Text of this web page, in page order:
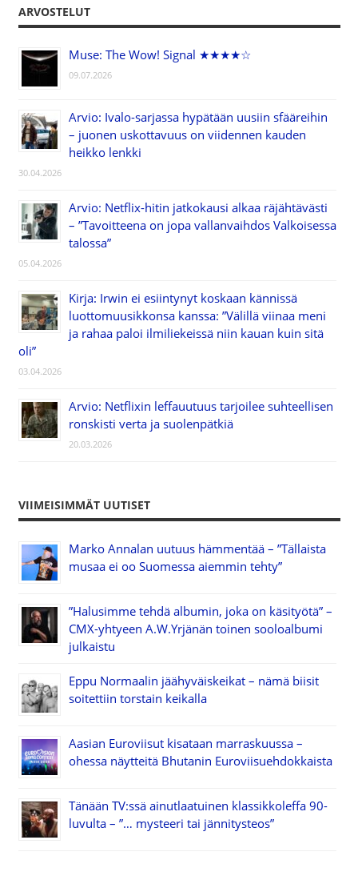
ARVOSTELUT
Muse: The Wow! Signal ★★★★☆
09.07.2026
Arvio: Ivalo-sarjassa hypätään uusiin sfääreihin
– juonen uskottavuus on viidennen kauden
heikko lenkki
30.04.2026
Arvio: Netflix-hitin jatkokausi alkaa räjähtävästi
– ”Tavoitteena on jopa vallanvaihdos Valkoisessa
talossa”
05.04.2026
Kirja: Irwin ei esiintynyt koskaan kännissä
luottomuusikkonsa kanssa: ”Välillä viinaa meni
ja rahaa paloi ilmiliekeissä niin kauan kuin sitä
oli”
03.04.2026
Arvio: Netflixin leffauutuus tarjoilee suhteellisen
ronskisti verta ja suolenpätkiä
20.03.2026
VIIMEISIMMÄT UUTISET
Marko Annalan uutuus hämmentää – ”Tällaista
musaa ei oo Suomessa aiemmin tehty”
”Halusimme tehdä albumin, joka on käsityötä” –
CMX-yhtyeen A.W.Yrjänän toinen sooloalbumi
julkaistu
Eppu Normaalin jäähyväiskeikat – nämä biisit
soitettiin torstain keikalla
Aasian Euroviisut kisataan marraskuussa –
ohessa näytteitä Bhutanin Euroviisuehdokkaista
Tänään TV:ssä ainutlaatuinen klassikkoleffa 90-
luvulta – ”… mysteeri tai jännitysteos”